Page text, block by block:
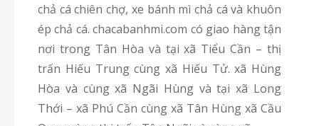
chả cá chiên chợ, xe bánh mì chả cá và khuôn
ép chả cá. chacabanhmi.com có giao hàng tận
nơi trong Tân Hòa và tại xã Tiểu Cần – thị
trấn Hiếu Trung cùng xã Hiếu Tử. xã Hùng
Hòa và cùng xã Ngãi Hùng và tại xã Long
Thới – xã Phú Cần cùng xã Tân Hùng xã Cầu